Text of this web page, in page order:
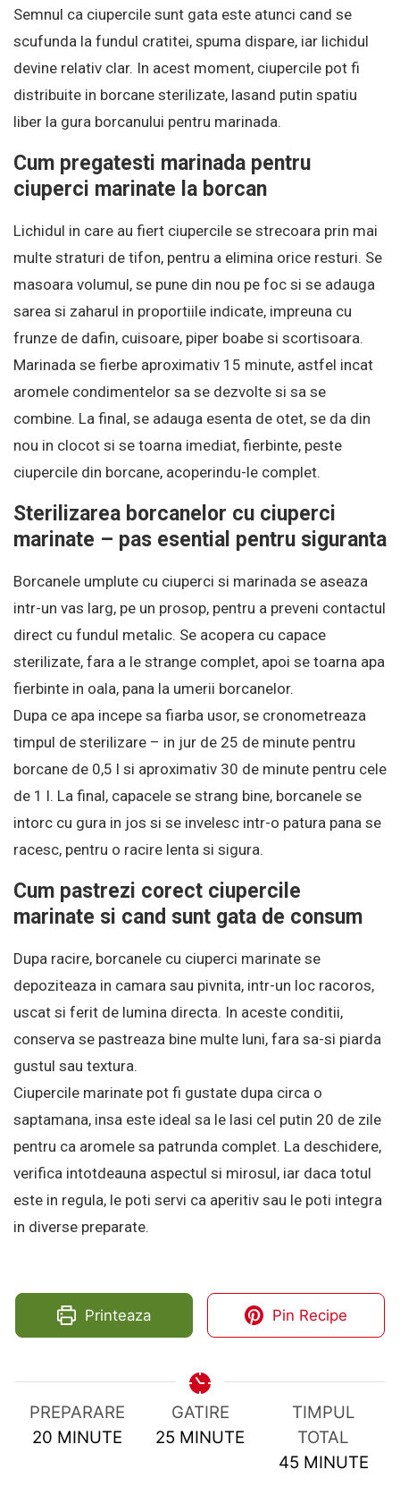
Semnul ca ciupercile sunt gata este atunci cand se
scufunda la fundul cratitei, spuma dispare, iar lichidul
devine relativ clar. In acest moment, ciupercile pot fi
distribuite in borcane sterilizate, lasand putin spatiu
liber la gura borcanului pentru marinada.
Cum pregatesti marinada pentru
ciuperci marinate la borcan
Lichidul in care au fiert ciupercile se strecoara prin mai
multe straturi de tifon, pentru a elimina orice resturi. Se
masoara volumul, se pune din nou pe foc si se adauga
sarea si zaharul in proportiile indicate, impreuna cu
frunze de dafin, cuisoare, piper boabe si scortisoara.
Marinada se fierbe aproximativ 15 minute, astfel incat
aromele condimentelor sa se dezvolte si sa se
combine. La final, se adauga esenta de otet, se da din
nou in clocot si se toarna imediat, fierbinte, peste
ciupercile din borcane, acoperindu-le complet.
Sterilizarea borcanelor cu ciuperci
marinate – pas esential pentru siguranta
Borcanele umplute cu ciuperci si marinada se aseaza
intr-un vas larg, pe un prosop, pentru a preveni contactul
direct cu fundul metalic. Se acopera cu capace
sterilizate, fara a le strange complet, apoi se toarna apa
fierbinte in oala, pana la umerii borcanelor.
Dupa ce apa incepe sa fiarba usor, se cronometreaza
timpul de sterilizare – in jur de 25 de minute pentru
borcane de 0,5 l si aproximativ 30 de minute pentru cele
de 1 l. La final, capacele se strang bine, borcanele se
intorc cu gura in jos si se invelesc intr-o patura pana se
racesc, pentru o racire lenta si sigura.
Cum pastrezi corect ciupercile
marinate si cand sunt gata de consum
Dupa racire, borcanele cu ciuperci marinate se
depoziteaza in camara sau pivnita, intr-un loc racoros,
uscat si ferit de lumina directa. In aceste conditii,
conserva se pastreaza bine multe luni, fara sa-si piarda
gustul sau textura.
Ciupercile marinate pot fi gustate dupa circa o
saptamana, insa este ideal sa le lasi cel putin 20 de zile
pentru ca aromele sa patrunda complet. La deschidere,
verifica intotdeauna aspectul si mirosul, iar daca totul
este in regula, le poti servi ca aperitiv sau le poti integra
in diverse preparate.
Printeaza Pin Recipe
PREPARARE
20MINUTES
MINUTE
GATIRE
25 MINUTES
MINUTE
TIMPUL
TOTAL
45MINUTES
MINUTE